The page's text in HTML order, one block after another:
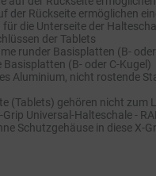
der Rückseite ermöglichen
die Unterseite der
der Tablets
runder Basisplatten (B-
(B- oder C-Kugel)
Aluminium, nicht rostende
(Tablets) gehören nicht zum
Universal-Halteschale -
Schutzgehäuse in diese X-